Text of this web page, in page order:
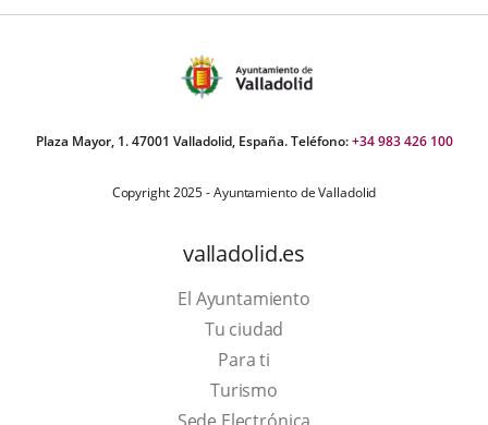
Plaza Mayor, 1. 47001 Valladolid, España. Teléfono:+34 983 426 100
Copyright 2025 - Ayuntamiento de Valladolid
valladolid.es
El Ayuntamiento
Tu ciudad
Para ti
TurismoThis
link